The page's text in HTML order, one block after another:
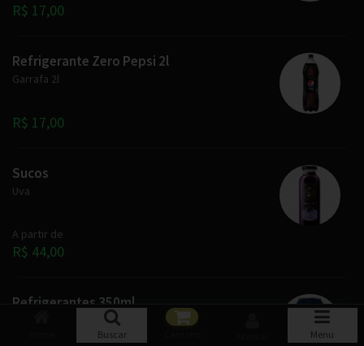
R$ 17,00
Refrigerante Zero Pepsi 2l
Garrafa 2l
R$ 17,00
Sucos
Uva
A partir de
R$ 44,00
Refrigerantes 350ml
Escolha Sua Bebida
Buscar Menu